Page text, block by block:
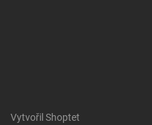
Vytvořil Shoptet